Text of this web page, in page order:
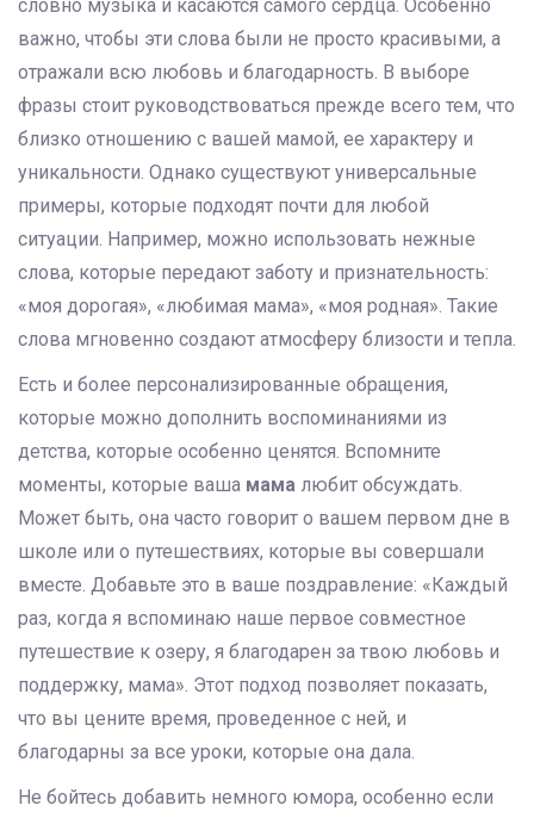
словно музыка и касаются самого сердца. Особенно
важно, чтобы эти слова были не просто красивыми, а
отражали всю любовь и благодарность. В выборе
фразы стоит руководствоваться прежде всего тем, что
близко отношению с вашей мамой, ее характеру и
уникальности. Однако существуют универсальные
примеры, которые подходят почти для любой
ситуации. Например, можно использовать нежные
слова, которые передают заботу и признательность:
«моя дорогая», «любимая мама», «моя родная». Такие
слова мгновенно создают атмосферу близости и тепла.
Есть и более персонализированные обращения,
которые можно дополнить воспоминаниями из
детства, которые особенно ценятся. Вспомните
моменты, которые ваша мама любит обсуждать.
Может быть, она часто говорит о вашем первом дне в
школе или о путешествиях, которые вы совершали
вместе. Добавьте это в ваше поздравление: «Каждый
раз, когда я вспоминаю наше первое совместное
путешествие к озеру, я благодарен за твою любовь и
поддержку, мама». Этот подход позволяет показать,
что вы цените время, проведенное с ней, и
благодарны за все уроки, которые она дала.
Не бойтесь добавить немного юмора, особенно если